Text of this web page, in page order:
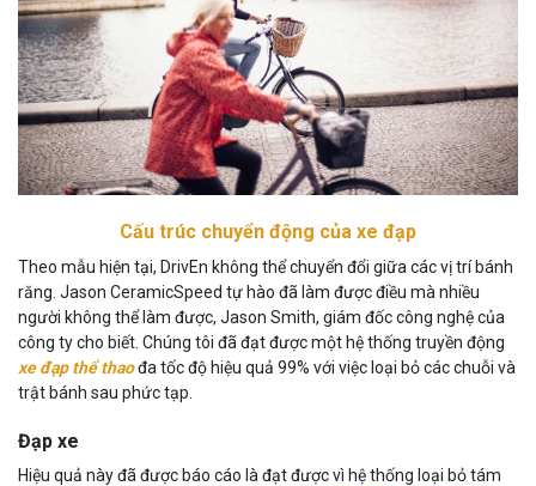
Cấu trúc chuyển động của xe đạp
Theo mẫu hiện tại, DrivEn không thể chuyển đổi giữa các vị trí bánh
răng. Jason CeramicSpeed ​​tự hào đã làm được điều mà nhiều
người không thể làm được, Jason Smith, giám đốc công nghệ của
công ty cho biết. Chúng tôi đã đạt được một hệ thống truyền động
xe đạp thể thaođa tốc độ hiệu quả 99% với việc loại bỏ các chuỗi và
trật bánh sau phức tạp.
Đạp xe
Hiệu quả này đã được báo cáo là đạt được vì hệ thống loại bỏ tám